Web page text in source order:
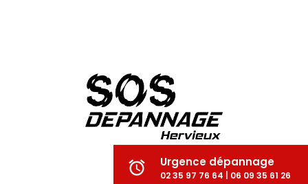
alarm Urgence dépannage
02 35 97 76 64 | 06 09 35 61 26